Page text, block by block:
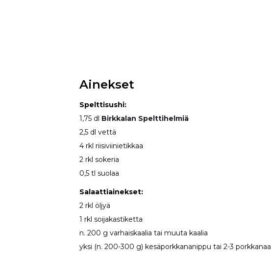
Ainekset
Spelttisushi:
1,75 dl Birkkalan Spelttihelmiä
2,5 dl vettä
4 rkl riisiviinietikkaa
2 rkl sokeria
0,5 tl suolaa
Salaattiainekset:
2 rkl öljyä
1 rkl soijakastiketta
n. 200 g varhaiskaalia tai muuta kaalia
yksi (n. 200-300 g) kesäporkkananippu tai 2-3 porkkanaa